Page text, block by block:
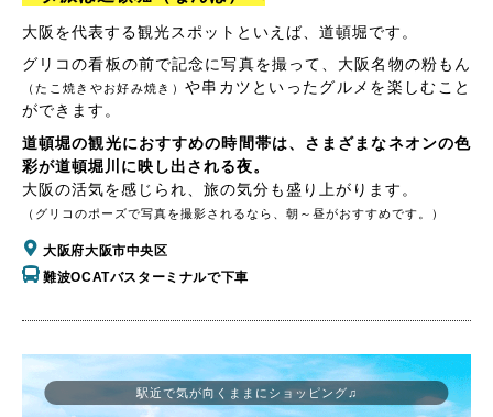
大阪を代表する観光スポットといえば、道頓堀です。
グリコの看板の前で記念に写真を撮って、大阪名物の粉もん
（たこ焼きやお好み焼き） や串カツといったグルメを楽しむこと
ができます。
道頓堀の観光におすすめの時間帯は、さまざまなネオンの色
彩が道頓堀川に映し出される夜。
大阪の活気を感じられ、旅の気分も盛り上がります。
（グリコのポーズで写真を撮影されるなら、朝～昼がおすすめです。）
大阪府大阪市中央区
難波OCATバスターミナルで下車
駅近で気が向くままにショッピング♫